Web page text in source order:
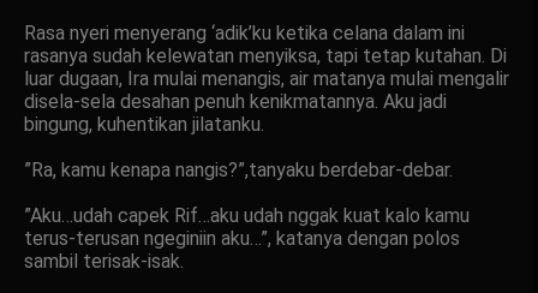
Rasa nyeri menyerang ‘adik’ku ketika celana dalam ini
rasanya sudah kelewatan menyiksa, tapi tetap kutahan. Di
luar dugaan, Ira mulai menangis, air matanya mulai mengalir
disela-sela desahan penuh kenikmatannya. Aku jadi
bingung, kuhentikan jilatanku.
”Ra, kamu kenapa nangis?”,tanyaku berdebar-debar.
”Aku…udah capek Rif…aku udah nggak kuat kalo kamu
terus-terusan ngeginiin aku…”, katanya dengan polos
sambil terisak-isak.